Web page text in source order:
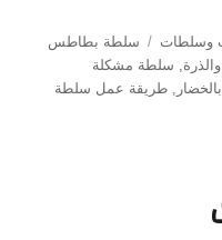
وسلطات الوسوم
سلطة بطاطس
سلطة مشكلة
,طريقة عمل سلطة